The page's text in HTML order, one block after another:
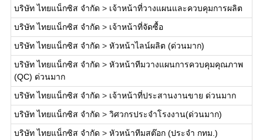
บริษัท ไทยแน็กซิส จำกัด > เจ้าหน้าที่วางแผนและควบคุมการผลิต
บริษัท ไทยแน็กซิส จำกัด > เจ้าหน้าที่จัดซื้อ
บริษัท ไทยแน็กซิส จำกัด > หัวหน้าไลน์ผลิต (ด่วนมาก)
บริษัท ไทยแน็กซิส จำกัด > หัวหน้าทีมวางแผนการควบคุมคุณภาพ
(QC) ด่วนมาก
บริษัท ไทยแน็กซิส จำกัด > เจ้าหน้าที่ประสานงานขาย ด่วนมาก
บริษัท ไทยแน็กซิส จำกัด > วิศวกรประจำโรงงาน(ด่วนมาก)
บริษัท ไทยแน็กซิส จำกัด > หัวหน้าทีมสต๊อก (ประจำ กทม.)